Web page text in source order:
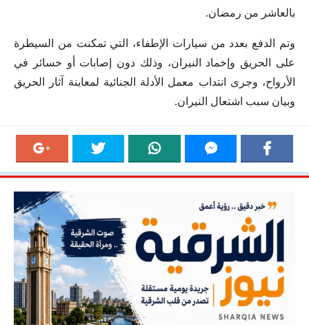
بالعاشر من رمضان.
وتم الدفع بعدد من سيارات الإطفاء، التي تمكنت من السيطرة
على الحريق وإخماد النيران، وذلك دون إصابات أو خسائر في
الأرواح، وجرى انتداب معمل الأدلة الجنائية لمعاينة آثار الحريق
وبيان سبب اشتعال النيران.